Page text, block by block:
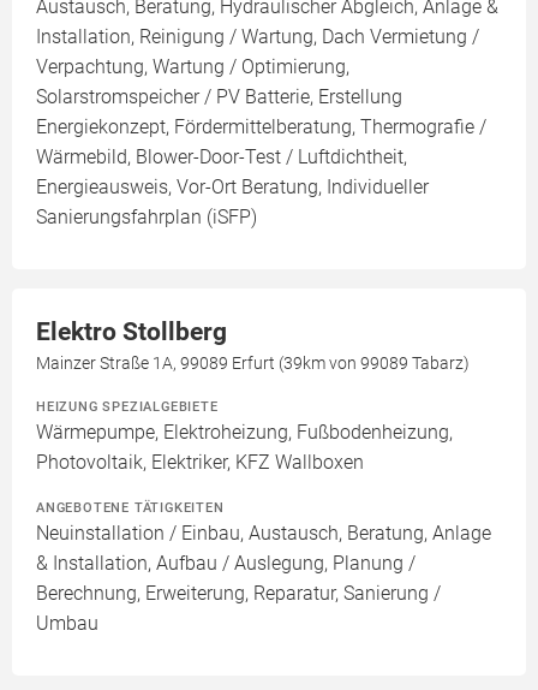
Austausch, Beratung, Hydraulischer Abgleich, Anlage &
Installation, Reinigung / Wartung, Dach Vermietung /
Verpachtung, Wartung / Optimierung,
Solarstromspeicher / PV Batterie, Erstellung
Energiekonzept, Fördermittelberatung, Thermografie /
Wärmebild, Blower-Door-Test / Luftdichtheit,
Energieausweis, Vor-Ort Beratung, Individueller
Sanierungsfahrplan (iSFP)
Elektro Stollberg
Mainzer Straße 1A, 99089 Erfurt (39km von 99089 Tabarz)
HEIZUNG SPEZIALGEBIETE
Wärmepumpe, Elektroheizung, Fußbodenheizung,
Photovoltaik, Elektriker, KFZ Wallboxen
ANGEBOTENE TÄTIGKEITEN
Neuinstallation / Einbau, Austausch, Beratung, Anlage
& Installation, Aufbau / Auslegung, Planung /
Berechnung, Erweiterung, Reparatur, Sanierung /
Umbau